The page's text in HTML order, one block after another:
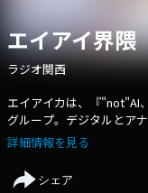
エイアイ界隈
ラジオ関西
エイアイカは、『"not"AI
グループ。デジタルとア
きるエンターテイメント”
は、玲奈(レナ)・千聖(チ
績を持った3人が集結。
詳細情報を見る
シェア